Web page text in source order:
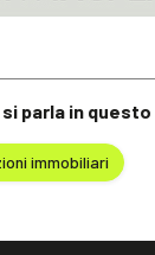
si parla in
immobiliari